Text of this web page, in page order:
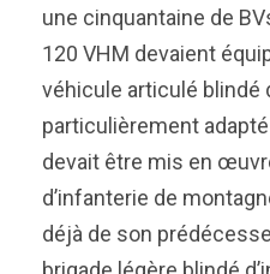
une cinquantaine de
120 VHM devaient
véhicule articulé blindé
particulièrement
devait être mis en
d’infanterie de
déjà de son